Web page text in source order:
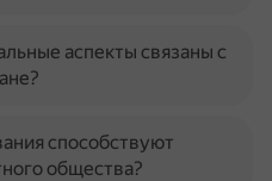
аспекты связаны с
способствуют
общества?